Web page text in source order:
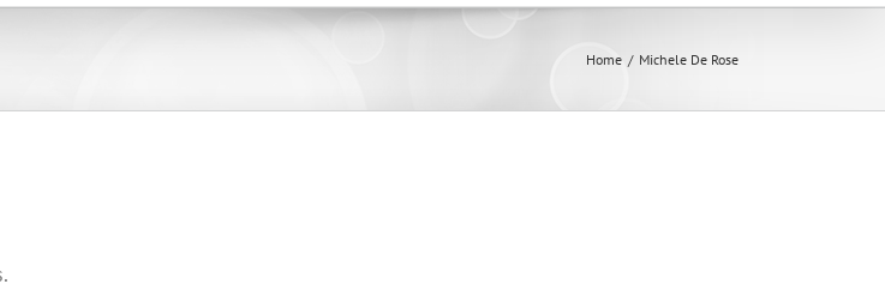
Home / Michele De Rose